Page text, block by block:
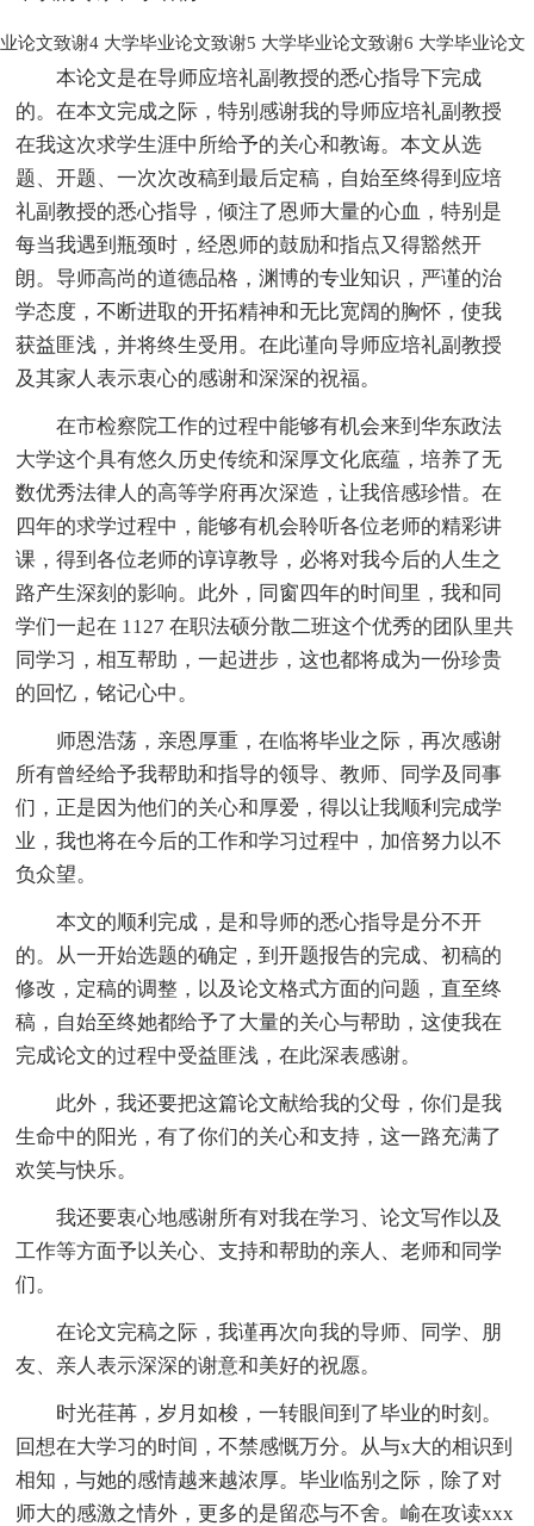
业论文致谢4
本论文是在导师应培礼副教授的悉心指导下完成
的。在本文完成之际，特别感谢我的导师应培礼副教授
在我这次求学生涯中所给予的关心和教诲。本文从选
题、开题、一次次改稿到最后定稿，自始至终得到应培
礼副教授的悉心指导，倾注了恩师大量的心血，特别是
每当我遇到瓶颈时，经恩师的鼓励和指点又得豁然开
朗。导师高尚的道德品格，渊博的专业知识，严谨的治
学态度，不断进取的开拓精神和无比宽阔的胸怀，使我
获益匪浅，并将终生受用。在此谨向导师应培礼副教授
及其家人表示衷心的感谢和深深的祝福。
在市检察院工作的过程中能够有机会来到华东政法
大学这个具有悠久历史传统和深厚文化底蕴，培养了无
数优秀法律人的高等学府再次深造，让我倍感珍惜。在
四年的求学过程中，能够有机会聆听各位老师的精彩讲
课，得到各位老师的谆谆教导，必将对我今后的人生之
路产生深刻的影响。此外，同窗四年的时间里，我和同
学们一起在 1127 在职法硕分散二班这个优秀的团队里共
同学习，相互帮助，一起进步，这也都将成为一份珍贵
的回忆，铭记心中。
师恩浩荡，亲恩厚重，在临将毕业之际，再次感谢
所有曾经给予我帮助和指导的领导、教师、同学及同事
们，正是因为他们的关心和厚爱，得以让我顺利完成学
业，我也将在今后的工作和学习过程中，加倍努力以不
负众望。
大学毕业论文致谢5
本文的顺利完成，是和导师的悉心指导是分不开
的。从一开始选题的确定，到开题报告的完成、初稿的
修改，定稿的调整，以及论文格式方面的问题，直至终
稿，自始至终她都给予了大量的关心与帮助，这使我在
完成论文的过程中受益匪浅，在此深表感谢。
此外，我还要把这篇论文献给我的父母，你们是我
生命中的阳光，有了你们的关心和支持，这一路充满了
欢笑与快乐。
我还要衷心地感谢所有对我在学习、论文写作以及
工作等方面予以关心、支持和帮助的亲人、老师和同学
们。
在论文完稿之际，我谨再次向我的导师、同学、朋
友、亲人表示深深的谢意和美好的祝愿。
大学毕业论文致谢6
时光荏苒，岁月如梭，一转眼间到了毕业的时刻。
回想在大学习的时间，不禁感慨万分。从与x大的相识到
相知，与她的感情越来越浓厚。毕业临别之际，除了对
师大的感激之情外，更多的是留恋与不舍。崳在攻读xxx
大学毕业论文